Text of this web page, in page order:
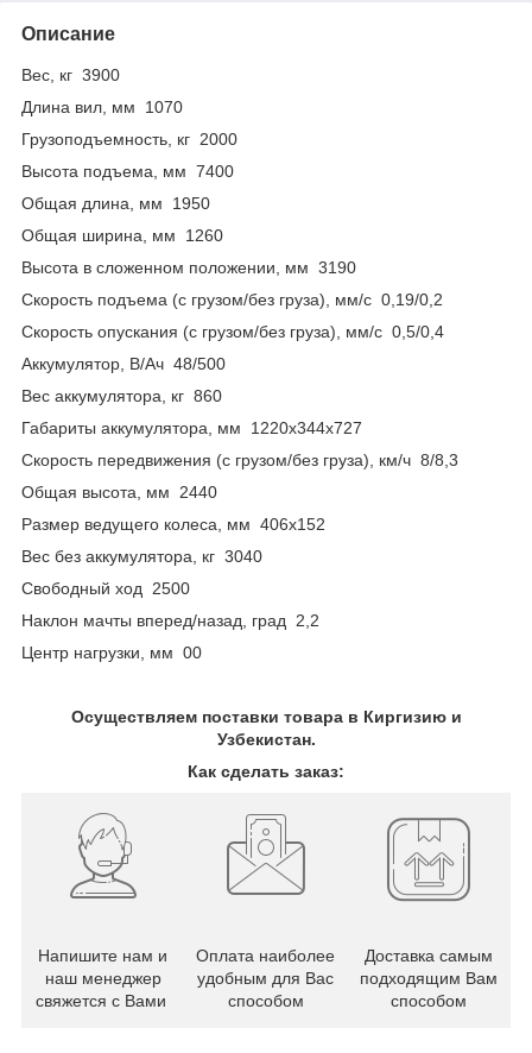
Описание
Вес, кг 3900
Длина вил, мм 1070
Грузоподъемность, кг 2000
Высота подъема, мм 7400
Общая длина, мм 1950
Общая ширина, мм 1260
Высота в сложенном положении, мм 3190
Скорость подъема (с грузом/без груза), мм/с 0,19/0,2
Скорость опускания (с грузом/без груза), мм/с 0,5/0,4
Аккумулятор, В/Ач 48/500
Вес аккумулятора, кг 860
Габариты аккумулятора, мм 1220х344х727
Скорость передвижения (с грузом/без груза), км/ч 8/8,3
Общая высота, мм 2440
Размер ведущего колеса, мм 406х152
Вес без аккумулятора, кг 3040
Свободный ход 2500
Наклон мачты вперед/назад, град 2,2
Центр нагрузки, мм 00
Осуществляем поставки товара в Киргизию и
Узбекистан.
Как сделать заказ:
Напишите нам и
наш менеджер
свяжется с Вами
Оплата наиболее
удобным для Вас
способом
Доставка самым
подходящим Вам
способом